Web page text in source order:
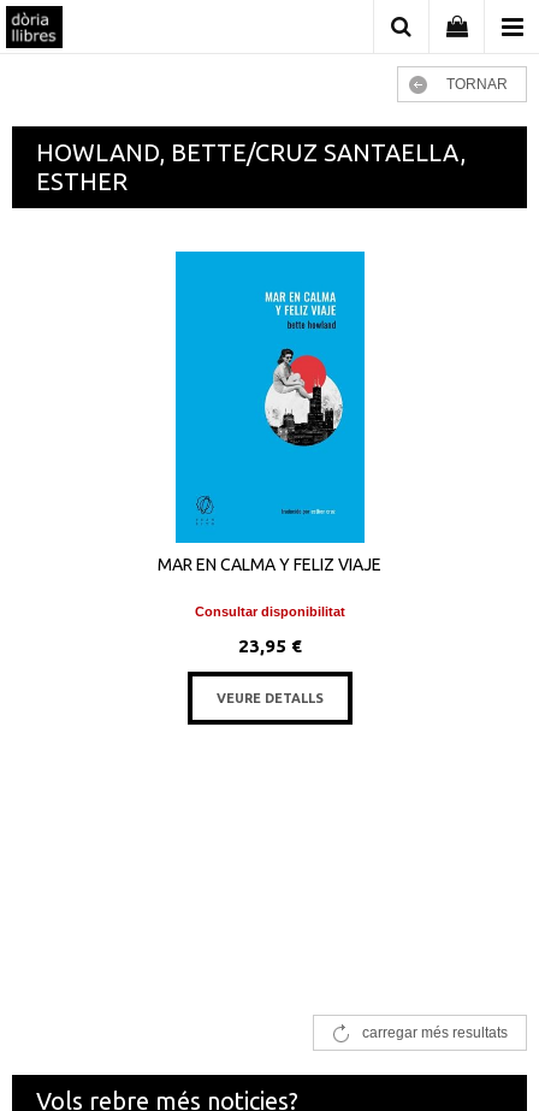
TORNAR
HOWLAND, BETTE/CRUZ SANTAELLA,
ESTHER
MAR EN CALMA Y FELIZ VIAJE
Consultar disponibilitat
23,95 €
VEURE DETALLS
carregar més resultats
Vols rebre més noticies?